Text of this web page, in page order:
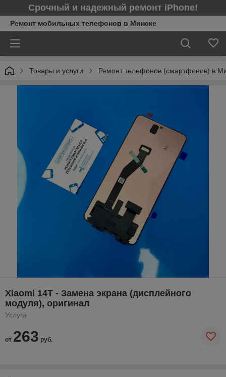
Срочный и надежный ремонт iPhone!
Ремонт мобильных телефонов в Минcке
Товары и услуги Ремонт телефонов (смартфонов) в
Xiaomi 14T - Замена экрана (дисплейного
модуля), оригинал
Услуга
от 263 руб.